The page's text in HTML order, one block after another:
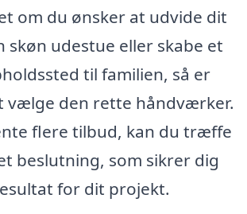
om du ønsker at udvide dit
skøn udestue eller skabe et
til familien, så er
vælge den rette håndværker.
flere tilbud, kan du træffe
beslutning, som sikrer dig
for dit projekt.